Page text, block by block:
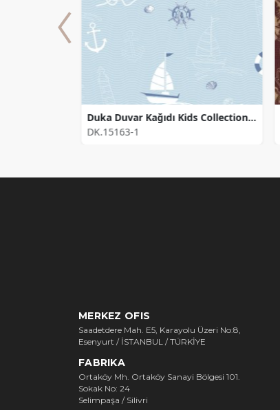
Duka Duvar Kağıdı Kids Collection Marin DK.15163-1 (16,2 m2)
DK.15163-1
MERKEZ OFIS
Saadetdere Mah. E5, Karayolu Üzeri No:8,
Esenyurt / İSTANBUL / TÜRKİYE
FABRIKA
Ortaköy Mh. Ortaköy Sanayi Bölgesi 101.
Sokak No: 24
Selimpaşa / Silivri